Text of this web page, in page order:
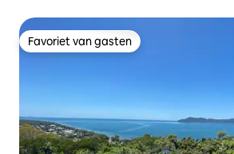
Favoriet van gasten
Favoriet van gasten